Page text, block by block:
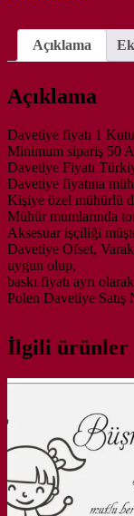
Açıklama
Açıklama
Davetiye fiyatı 1
Minimum sipariş 50
Davetiye Fiyatı
Davetiye fiyatına
Kişiye özel mühürlü
Mühür mumlarında
Aksesuar işçiliği
Davetiye Ofset,
uygun olup,
baskı fiyatı ayrı
Polen Davetiye
İlgili ürünler